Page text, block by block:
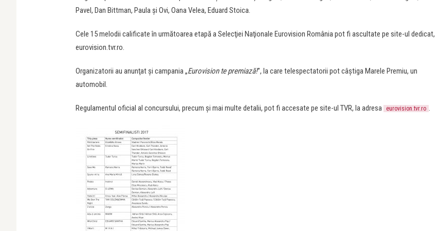
Pavel, Dan Bittman, Paula şi Ovi, Oana Velea, Eduard Stoica.
Cele 15 melodii calificate în următoarea etapă a Selecţiei Naţionale Eurovision România pot fi ascultate pe site-ul dedicat,
eurovision.tvr.ro.
Organizatorii au anunţat şi campania „Eurovision te premiază!”, la care telespectatorii pot câştiga Marele Premiu, un
automobil.
Regulamentul oficial al concursului, precum şi mai multe detalii, pot fi accesate pe site-ul TVR, la adresa eurovision.tvr.ro .